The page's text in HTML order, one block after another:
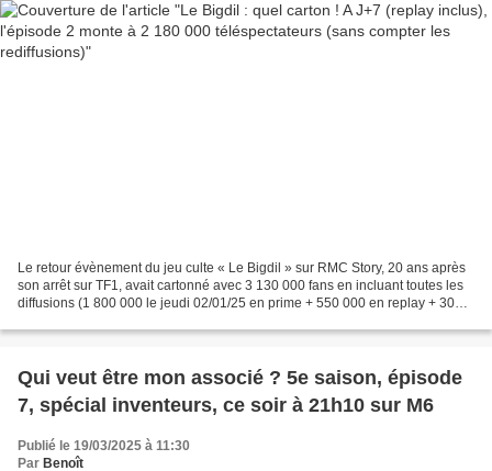
Le retour évènement du jeu culte « Le Bigdil » sur RMC Story, 20 ans après
son arrêt sur TF1, avait cartonné avec 3 130 000 fans en incluant toutes les
diffusions (1 800 000 le jeudi 02/01/25 en prime + 550 000 en replay + 300
Qui veut être mon associé ? 5e saison, épisode
7, spécial inventeurs, ce soir à 21h10 sur M6
Publié le 19/03/2025 à 11:30
Par Benoît